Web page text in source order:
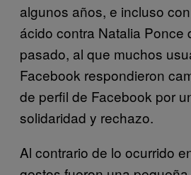
algunos años, e incluso
ácido contra Natalia Ponce
pasado, al que muchos
Facebook respondieron
de perfil de Facebook por
solidaridad y rechazo.
Al contrario de lo ocurrido